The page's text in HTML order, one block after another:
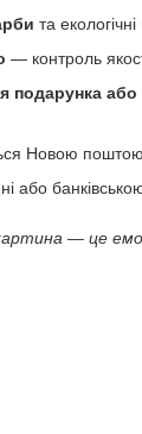
та
— контроль
подарунка
Новою поштою
або
— це